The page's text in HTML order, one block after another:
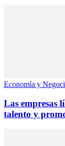
Economía y
Las empresas
talento y